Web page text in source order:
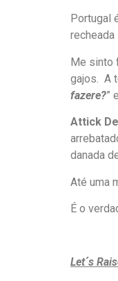
Portugal
Me sinto
gajos. A
fazere?”
Attick
danada
Até uma
É o
Let´s